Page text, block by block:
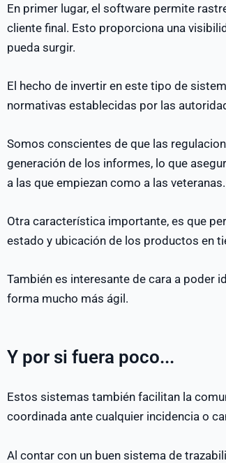
En primer lugar, el software permite
cliente final. Esto proporciona una
pueda surgir.
El hecho de invertir en este tipo de
normativas establecidas por las
Somos conscientes de que las
generación de los informes, lo que
a las que empiezan como a las veteranas.
Otra característica importante, es que
estado y ubicación de los productos en
También es interesante de cara a poder
forma mucho más ágil.
Y por si fuera poco...
Estos sistemas también facilitan la
coordinada ante cualquier incidencia o
Al contar con un buen sistema de